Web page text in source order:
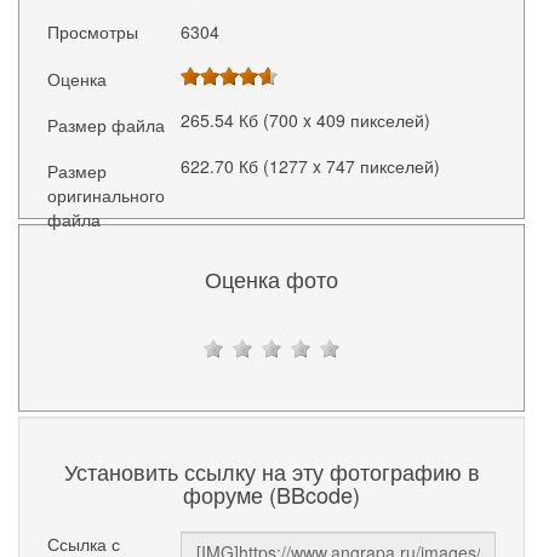
Просмотры
6304
Оценка
Размер файла
265.54 Кб (700 x 409 пикселей)
Размер
оригинального
файла
622.70 Кб (1277 x 747 пикселей)
Оценка фото
Установить ссылку на эту фотографию в
форуме (BBcode)
Ссылка с